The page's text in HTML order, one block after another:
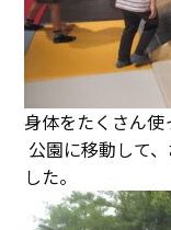
身体をたくさん使
公園に移動して
した。